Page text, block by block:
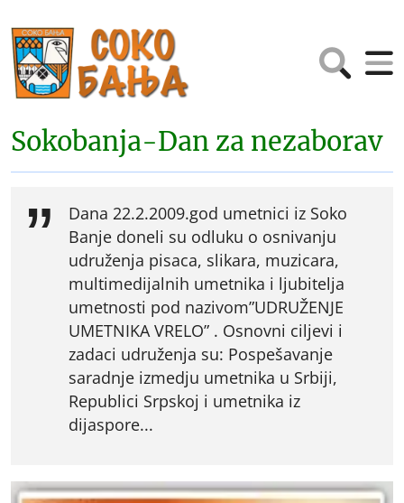
Sokobanja-Dan za nezaborav
Dana 22.2.2009.god umetnici iz Soko
Banje doneli su odluku o osnivanju
udruženja pisaca, slikara, muzicara,
multimedijalnih umetnika i ljubitelja
umetnosti pod nazivom”UDRUŽENJE
UMETNIKA VRELO” . Osnovni ciljevi i
zadaci udruženja su: Pospešavanje
saradnje izmedju umetnika u Srbiji,
Republici Srpskoj i umetnika iz
dijaspore...